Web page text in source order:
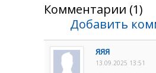
Комментарии (1)
Добавить
ЯЯЯ
13.09.2025 13:51